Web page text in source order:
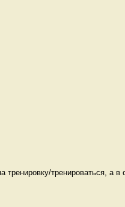
тренировку/тренироваться, а в